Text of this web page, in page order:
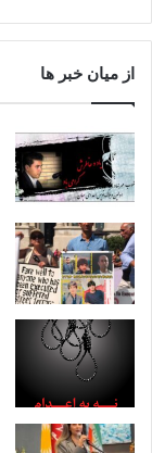
از میان خبر ها